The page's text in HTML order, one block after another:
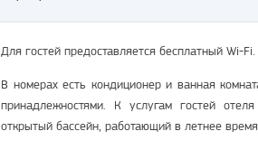
Для гостей предоставляется бесплатный Wi-Fi.
В номерах есть кондиционер и ванная
принадлежностями. К услугам гостей
открытый бассейн, работающий в летнее время.